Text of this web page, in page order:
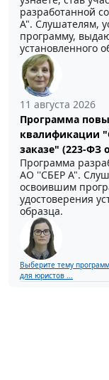
разработанной
А". Слушателям,
программу,
установленного
11 августа 2026
Программа
квалификации
заказе" (223-ФЗ
Программа
АО ''СБЕР А".
освоившим
удостоверения
образца.
Выберите тему
для юристов ...